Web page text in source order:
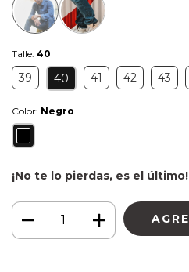
Talle: 40
39 40 41 42 43
Color: Negro
¡No te lo pierdas, es el último!